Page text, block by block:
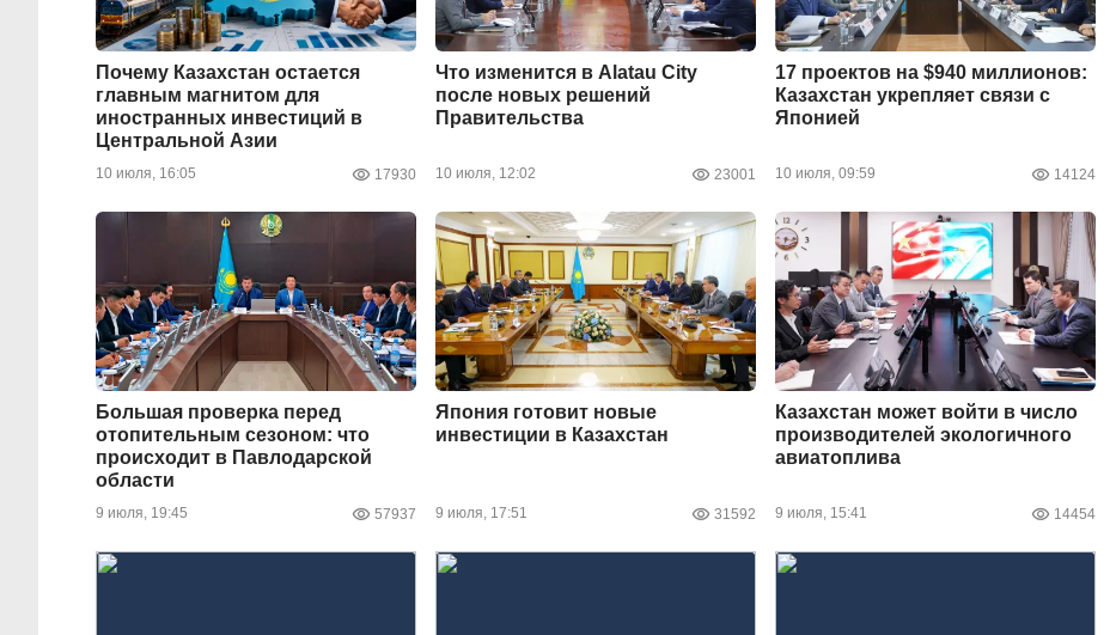
Почему Казахстан остается
главным магнитом для
иностранных инвестиций в
Центральной Азии
10 июля, 16:05 17930
Что изменится в Alatau City
после новых решений
Правительства
10 июля, 12:02 23001
17 проектов на $940 миллионов:
Казахстан укрепляет связи с
Японией
10 июля, 09:59 14124
Большая проверка перед
отопительным сезоном: что
происходит в Павлодарской
области
9 июля, 19:45 57937
Япония готовит новые
инвестиции в Казахстан
9 июля, 17:51 31592
Казахстан может войти в число
производителей экологичного
авиатоплива
9 июля, 15:41 14454